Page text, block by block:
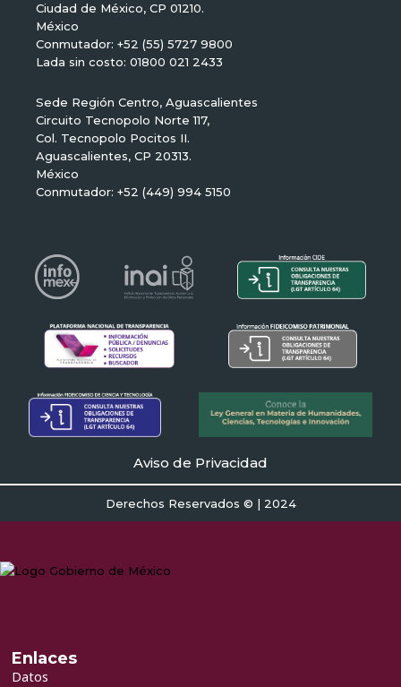
Ciudad de México, CP 01210.
México
Conmutador: +52 (55) 5727 9800
Lada sin costo: 01800 021 2433
Sede Región Centro, Aguascalientes
Circuito Tecnopolo Norte 117,
Col. Tecnopolo Pocitos II.
Aguascalientes, CP 20313.
México
Conmutador: +52 (449) 994 5150
Aviso de Privacidad
Derechos Reservados © | 2024
Enlaces
Datos